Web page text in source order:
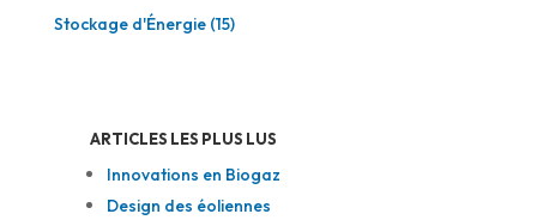
Stockage d'Énergie(15)
ARTICLES LES PLUS LUS
Innovations en Biogaz
Design des éoliennes